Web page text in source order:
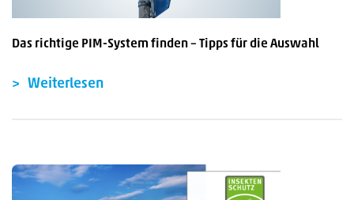
Das richtige PIM-System finden – Tipps für die Auswahl
Weiterlesen